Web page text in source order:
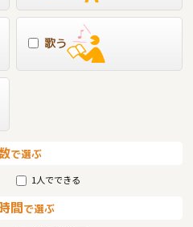
歌う
で選ぶ
1人でできる
間で選ぶ